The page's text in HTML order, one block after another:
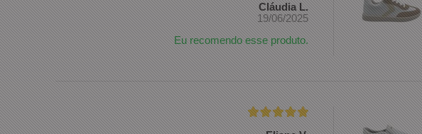
Cláudia L.
19/06/2025
Eu recomendo esse produto.